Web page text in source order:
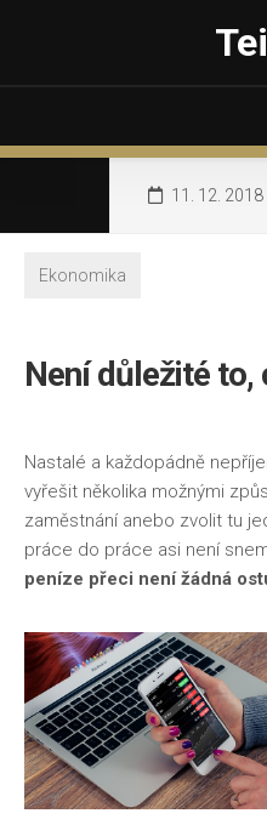
Výrobky
Zahrada a dům
Ženy
11. 12. 2018
Ekonomika
Není důležité to,
Nastalé a každopádně
vyřešit několika možnými
zaměstnání anebo zvolit tu
práce do práce asi není
peníze přeci není žádná